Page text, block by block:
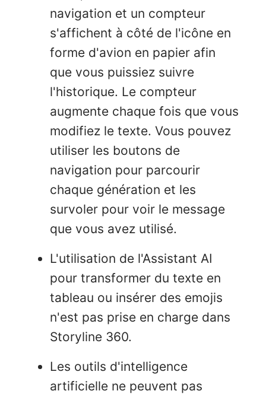
navigation et un compteur
s'affichent à côté de l'icône en
forme d'avion en papier afin
que vous puissiez suivre
l'historique. Le compteur
augmente chaque fois que vous
modifiez le texte. Vous pouvez
utiliser les boutons de
navigation pour parcourir
chaque génération et les
survoler pour voir le message
que vous avez utilisé.
L'utilisation de l'Assistant AI
pour transformer du texte en
tableau ou insérer des emojis
n'est pas prise en charge dans
Storyline 360.
Les outils d'intelligence
artificielle ne peuvent pas